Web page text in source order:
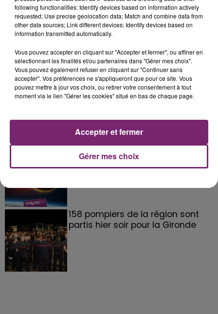
La Bulle - Guinguette éphémère
de Frelinghien !
éclipse solaire du 12 Août 2026
158 pompiers de la région sont
partis hier soir pour la Gironde
following functionalities: Identify devices based on information actively
requested; Use precise geolocation data; Match and combine data from
other data sources; Link different devices; Identify devices based on
information transmitted automatically.
Vous pouvez accepter en cliquant sur "Accepter et fermer", ou affiner en
sélectionnant les finalités et/ou partenaires dans "Gérer mes choix".
Vous pouvez également refuser en cliquant sur "Continuer sans
accepter". Vos préférences ne s'appliqueront que pour ce site. Vous
pouvez mettre à jour vos choix, ou retirer votre consentement à tout
moment via le lien "Gérer les cookies" situé en bas de chaque page.
Gérer mes choix
Accepter et fermer